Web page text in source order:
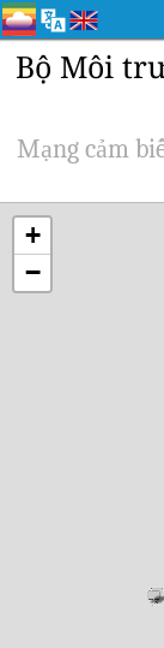
Bộ Môi
Mạng cảm
+
−